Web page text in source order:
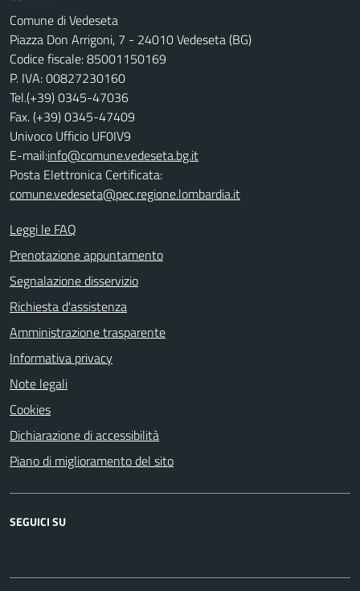
Comune di Vedeseta
Piazza Don Arrigoni, 7 - 24010 Vedeseta (BG)
Codice fiscale: 85001150169
P. IVA: 00827230160
Tel.(+39) 0345-47036
Fax. (+39) 0345-47409
Univoco Ufficio UF0IV9
E-mail:info@comune.vedeseta.bg.it
Posta Elettronica Certificata:
comune.vedeseta@pec.regione.lombardia.it
Leggi le FAQ
Prenotazione appuntamento
Segnalazione disservizio
Richiesta d'assistenza
Amministrazione trasparente
Informativa privacy
Note legali
Cookies
Dichiarazione di accessibilità
Piano di miglioramento del sito
SEGUICI SU